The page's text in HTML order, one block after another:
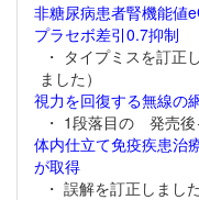
非糖尿病患者腎機能値
プラセボ差引0.7抑制
・ タイプミスを訂
ました）
視力を回復する無線の
・ 1段落目の 発売
体内仕立て免疫疾患治
が取得
・ 誤解を訂正しまし